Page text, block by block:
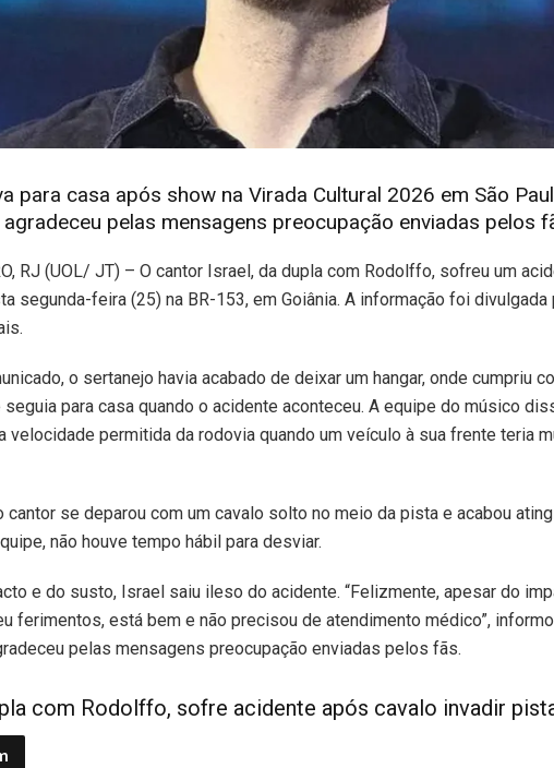
para casa após show na Virada Cultural 2026 em São
agradeceu pelas mensagens preocupação enviadas pelos
RJ (UOL/ JT) – O cantor Israel, da dupla com Rodolffo, sofreu um
segunda-feira (25) na BR-153, em Goiânia. A informação foi
o sertanejo havia acabado de deixar um hangar, onde cumpriu
para casa quando o acidente aconteceu. A equipe do músico
velocidade permitida da rodovia quando um veículo à sua frente teria
cantor se deparou com um cavalo solto no meio da pista e acabou
não houve tempo hábil para desviar.
e do susto, Israel saiu ileso do acidente. “Felizmente, apesar do
ferimentos, está bem e não precisou de atendimento médico”,
pelas mensagens preocupação enviadas pelos fãs.
com Rodolffo, sofre acidente após cavalo invadir